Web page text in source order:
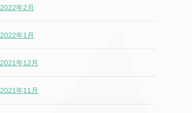
2022年2月
2022年1月
2021年12月
2021年11月